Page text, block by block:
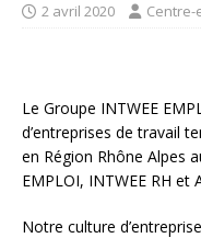
2 avril 2020
Le Groupe INTWEE
d’entreprises de travail
en Région Rhône Alpes
EMPLOI, INTWEE RH et
Notre culture